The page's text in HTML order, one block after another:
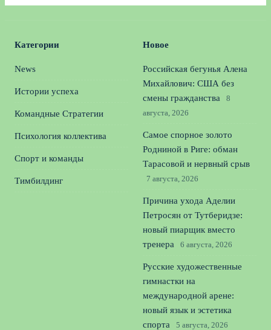
Категории
News
Истории успеха
Командные Стратегии
Психология коллектива
Спорт и команды
Тимбилдинг
Новое
Российская бегунья Алена
Михайлович: США без
смены гражданства
8
августа, 2026
Самое спорное золото
Родниной в Риге: обман
Тарасовой и нервный срыв
7 августа, 2026
Причина ухода Аделии
Петросян от Тутберидзе:
новый пиарщик вместо
тренера
6 августа, 2026
Русские художественные
гимнастки на
международной арене:
новый язык и эстетика
спорта
5 августа, 2026